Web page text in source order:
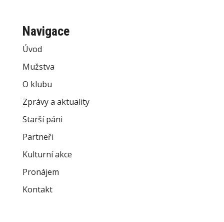
Navigace
Úvod
Mužstva
O klubu
Zprávy a aktuality
Starší páni
Partneři
Kulturní akce
Pronájem
Kontakt